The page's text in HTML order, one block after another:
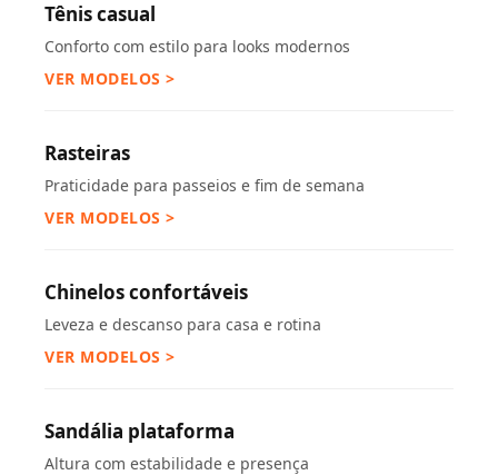
Tênis casual
Conforto com estilo para looks modernos
VER MODELOS >
Rasteiras
Praticidade para passeios e fim de semana
VER MODELOS >
Chinelos confortáveis
Leveza e descanso para casa e rotina
VER MODELOS >
Sandália plataforma
Altura com estabilidade e presença